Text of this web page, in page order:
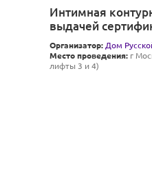
Интимная
выдачей
Организатор: Дом
Место проведения: г
лифты 3 и 4)